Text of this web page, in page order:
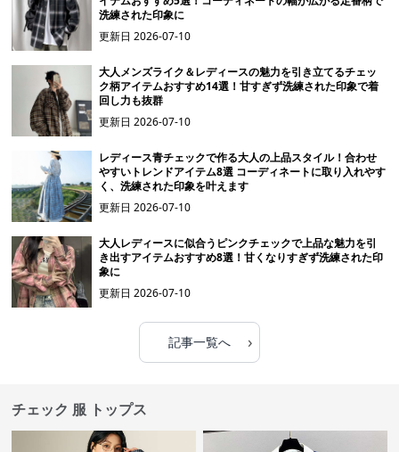
洗練された印象に
更新日2026-07-10
大人メンズライク＆レディースの魅力を引き立てるチェッ
ク柄アイテムおすすめ14選！甘すぎず洗練された印象で着
回し力も抜群
更新日2026-07-10
レディース青チェックで作る大人の上品スタイル！合わせ
やすいトレンドアイテム8選 コーディネートに取り入れやす
く、洗練された印象を叶えます
更新日2026-07-10
大人レディースに似合うピンクチェックで上品な魅力を引
き出すアイテムおすすめ8選！甘くなりすぎず洗練された印
象に
更新日2026-07-10
記事一覧へ ›
チェック 服 トップス